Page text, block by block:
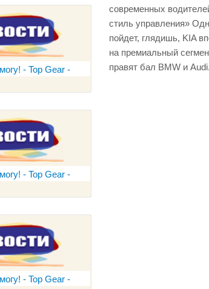
современных
стиль управления»
пойдет, глядишь, KIA
на премиальный
правят бал BMW и Audi.